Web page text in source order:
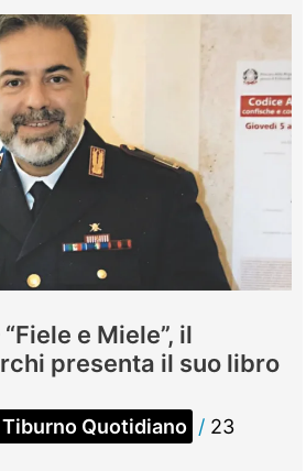
e Miele”, il
presenta il suo libro
Tiburno Quotidiano / 23